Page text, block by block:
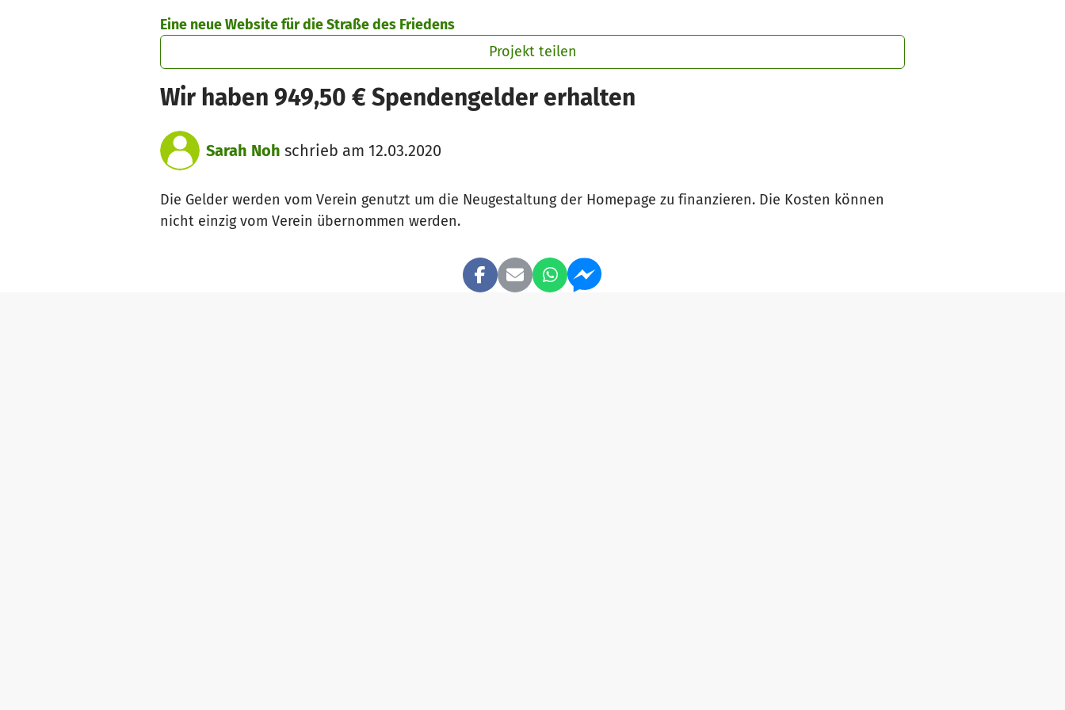
Eine neue Website für die Straße des Friedens
Projekt teilen
Wir haben 949,50 € Spendengelder erhalten
Sarah Noh schrieb am 12.03.2020
Die Gelder werden vom Verein genutzt um die Neugestaltung der Homepage zu finanzieren. Die Kosten können
nicht einzig vom Verein übernommen werden.